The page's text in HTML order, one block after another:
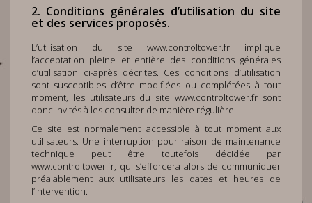
2. Conditions générales d’utilisation du site
et des services proposés.
L’utilisation du site www.controltower.fr implique
l’acceptation pleine et entière des conditions générales
d’utilisation ci-après décrites. Ces conditions d’utilisation
sont susceptibles d’être modifiées ou complétées à tout
moment, les utilisateurs du sitewww.controltower.fr sont
donc invités à les consulter de manière régulière.
Ce site est normalement accessible à tout moment aux
utilisateurs. Une interruption pour raison de maintenance
technique peut être toutefois décidée par
www.controltower.fr, qui s’efforcera alors de communiquer
préalablement aux utilisateurs les dates et heures de
l’intervention.